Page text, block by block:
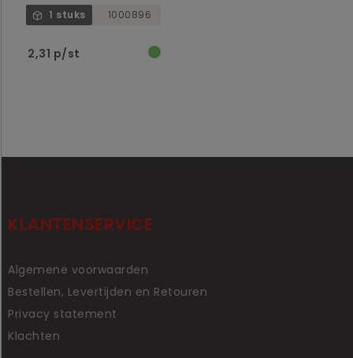
1 stuks 1000896
2,31 p/st
KLANTENSERVICE
Algemene voorwaarden
Bestellen, Levertijden en Retouren
Privacy statement
Klachten